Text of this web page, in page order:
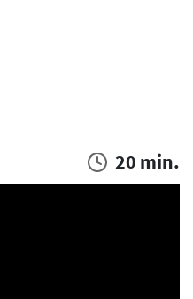
20 min.